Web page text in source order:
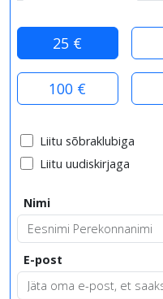
25 €
100 €
Liitu sõbraklubiga
Liitu uudiskirjaga
Nimi
E-post